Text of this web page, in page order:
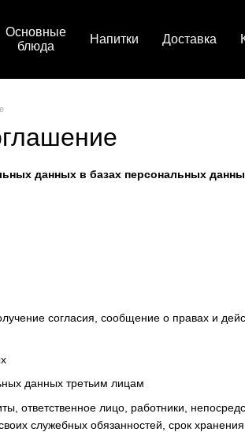
Основные
блюда
Напитки Доставка
данных в базах персональных
согласия, сообщение о правах и
данных третьим лицам
ответственное лицо, работники,
служебных обязанностей, срок